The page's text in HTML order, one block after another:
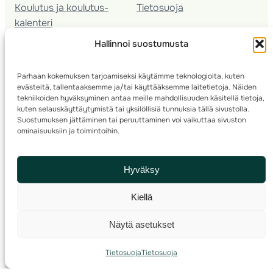
Hallinnoi suostumusta
Parhaan kokemuksen tarjoamiseksi käytämme teknologioita, kuten
evästeitä, tallentaaksemme ja/tai käyttääksemme laitetietoja. Näiden
tekniikoiden hyväksyminen antaa meille mahdollisuuden käsitellä tietoja,
kuten selauskäyttäytymistä tai yksilöllisiä tunnuksia tällä sivustolla.
Suostumuksen jättäminen tai peruuttaminen voi vaikuttaa sivuston
ominaisuuksiin ja toimintoihin.
Hyväksy
Kiellä
Näytä asetukset
TietosuojaTietosuoja
Koulutus ja koulutus­
kalenteri
Nuorison koulutukset
Kartoitus
Ratamestari
Tietosuoja
© 2025 ·Suomen Suunnistusliitto· Valimotie 10, 00380 Helsinki, Finland
info(a)suunnistusliitto.fi,Rastilipun asiat: rastilippu(a)suunnistusliitto.fi
Kilpailut ja kuntorastit – Rastilippu:::Rastilipun ohjeet